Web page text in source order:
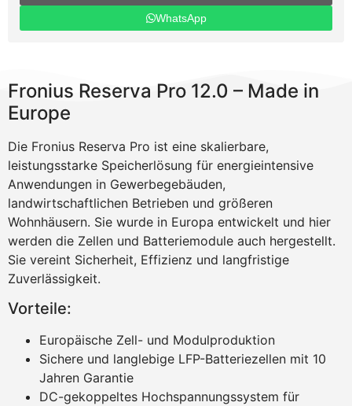
WhatsApp
Fronius Reserva Pro 12.0 – Made in
Europe
Die Fronius Reserva Pro ist eine skalierbare,
leistungsstarke Speicherlösung für energieintensive
Anwendungen in Gewerbegebäuden,
landwirtschaftlichen Betrieben und größeren
Wohnhäusern. Sie wurde in Europa entwickelt und hier
werden die Zellen und Batteriemodule auch hergestellt.
Sie vereint Sicherheit, Effizienz und langfristige
Zuverlässigkeit.
Vorteile:
Europäische Zell- und Modulproduktion
Sichere und langlebige LFP-Batteriezellen mit 10
Jahren Garantie
DC-gekoppeltes Hochspannungssystem für